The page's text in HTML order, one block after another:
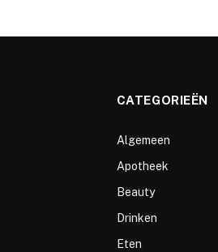
CATEGORIEËN
Algemeen
Apotheek
Beauty
Drinken
Eten